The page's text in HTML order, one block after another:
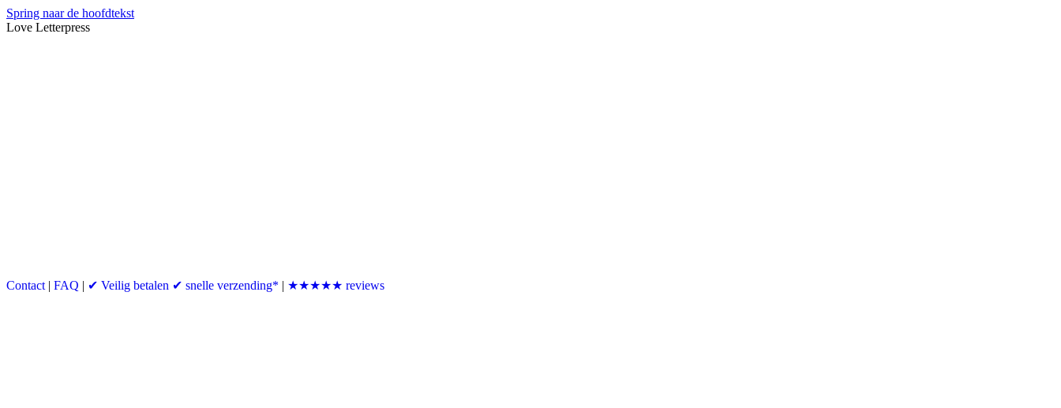
Spring naar de hoofdtekst
Love Letterpress
Contact | FAQ | ✔ Veilig betalen ✔ snelle verzending* | ★★★★★ reviews